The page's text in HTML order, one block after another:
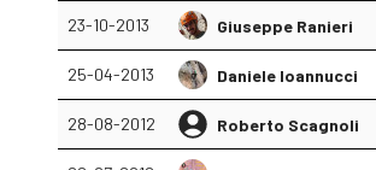
23-10-2013 Giuseppe Ranieri
25-04-2013 Daniele Ioannucci
28-08-2012 Roberto Scagnoli